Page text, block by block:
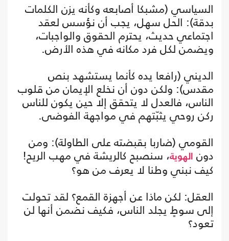
السياسي (مشبكا أصابعه وكأنه يزن الكلمات
بدقة): الحل سهل، يجب أن نؤسس لعقد
اجتماعي حديث، يحترم الحقوق والواجبات،
ويضمن لكل فرد مكانه في هذه الأرض.
الديني (رافعا يده كأنما يستشهد بنص
مقدس): ولكن دون أن نخلع الإيمان من قلوب
الناس، فالعدل لا يتحقق إلا حين يكون للناس
ركن روحي يثبّتهم في مواجهة الفوضى.
القومي (ضاربا بقبضته على الطاولة): ومن
دون الهوية، سنصبح كالريشة في مهب الريح!
كيف نبني وطنا لا يعرف من هو؟
العقل: لكن ماذا عن أجهزة القمع؟ لقد تحولت
إلى سوطٍ يجلد الناس، فكيف نضمن أنها لن
تعود؟